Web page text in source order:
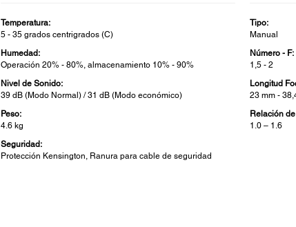
Temperatura:
5 - 35 grados centrigrados (C)
Humedad:
Operación 20% - 80%, almacenamiento 10% - 90%
Nivel de Sonido:
39 dB (Modo Normal) / 31 dB (Modo económico)
Peso:
4.6 kg
Seguridad:
Protección Kensington, Ranura para cable de seguridad
Tipo:
Manual
Número - F:
1,5 - 2
Longitud
23 mm -
Relación
1.0 – 1.6